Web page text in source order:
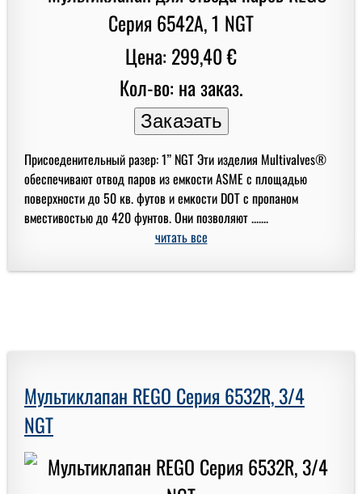
Цена: 299,40 €
Кол-во: на заказ.
Присоеденительный разер: 1” NGT Эти изделия Multivalves®
обеспечивают отвод паров из емкости ASME с площадью
поверхности до 50 кв. футов и емкости DOT с пропаном
вместивостью до 420 фунтов. Они позволяют .......
читать все
Мультиклапан REGO Серия 6532R, 3/4
NGT